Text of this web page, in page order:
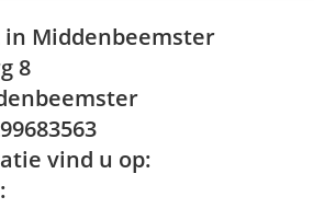
in Middenbeemster
8
vind u op: